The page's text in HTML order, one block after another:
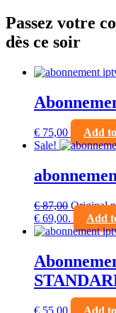
Passez votre
dès ce soir
€ 75,00
Add
Sale!
€87,00 Original
€ 69,00.
Add
€ 55,00
Add